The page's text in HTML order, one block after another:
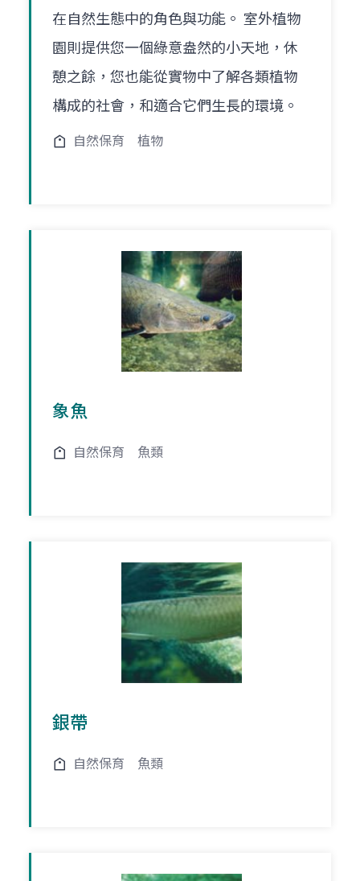
在自然生態中的角色與功能。 室外植物
園則提供您一個綠意盎然的小天地，休
憩之餘，您也能從實物中了解各類植物
構成的社會，和適合它們生長的環境。
自然保育 植物
象魚
自然保育 魚類
銀帶
自然保育 魚類